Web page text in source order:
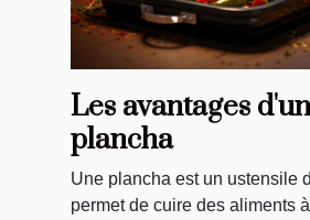
Les avantages
plancha
Une plancha est un ustensile
permet de cuire des aliments